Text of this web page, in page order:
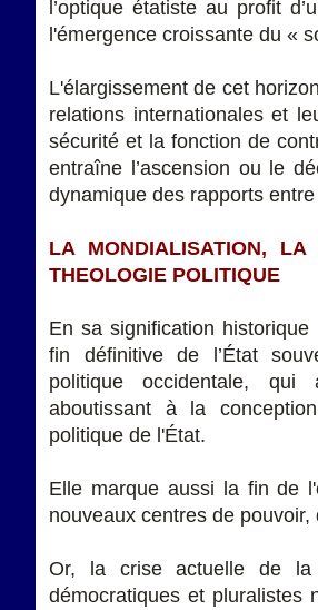
l’optique étatiste au profit
l'émergence croissante du «
L'élargissement de cet
relations internationales et
sécurité et la fonction de
entraîne l’ascension ou le
dynamique des rapports
LA MONDIALISATION,
THEOLOGIE POLITIQUE
En sa signification
fin définitive de l’État
politique occidentale, qui
aboutissant à la
politique de l'État.
Elle marque aussi la fin de
nouveaux centres de
Or, la crise actuelle de la
démocratiques et pluralistes